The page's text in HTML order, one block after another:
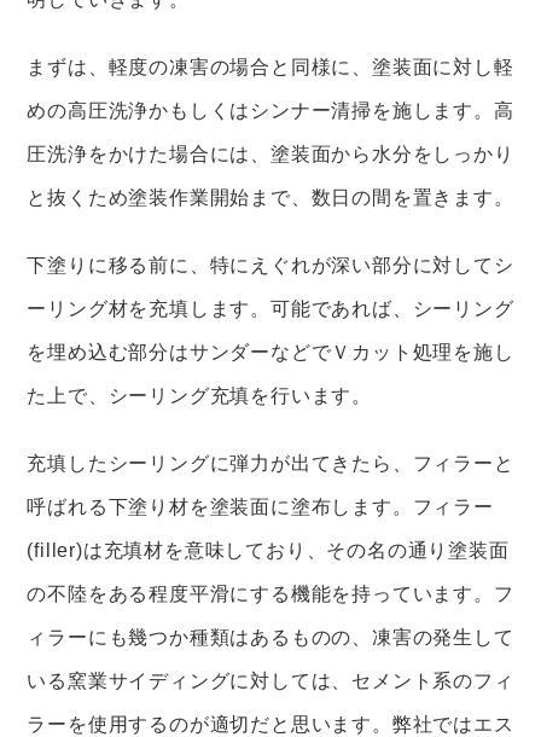
まずは、軽度の凍害の場合と同様に、塗装面に対し軽
めの高圧洗浄かもしくはシンナー清掃を施します。高
圧洗浄をかけた場合には、塗装面から水分をしっかり
と抜くため塗装作業開始まで、数日の間を置きます。
下塗りに移る前に、特にえぐれが深い部分に対してシ
ーリング材を充填します。可能であれば、シーリング
を埋め込む部分はサンダーなどでＶカット処理を施し
た上で、シーリング充填を行います。
充填したシーリングに弾力が出てきたら、フィラーと
呼ばれる下塗り材を塗装面に塗布します。フィラー
(filler)は充填材を意味しており、その名の通り塗装面
の不陸をある程度平滑にする機能を持っています。フ
ィラーにも幾つか種類はあるものの、凍害の発生して
いる窯業サイディングに対しては、セメント系のフィ
ラーを使用するのが適切だと思います。弊社ではエス